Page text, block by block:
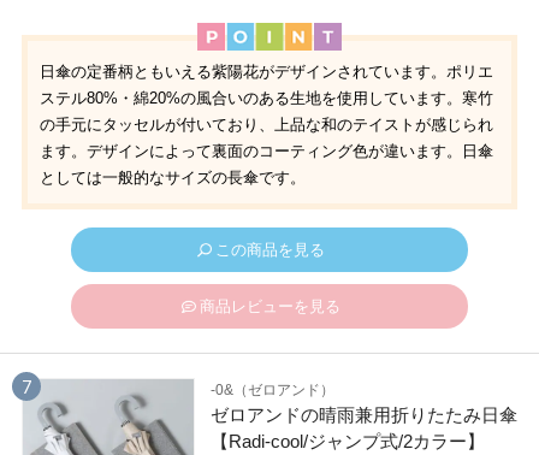
日傘の定番柄ともいえる紫陽花がデザインされています。ポリエ
ステル80%・綿20%の風合いのある生地を使用しています。寒竹
の手元にタッセルが付いており、上品な和のテイストが感じられ
ます。デザインによって裏面のコーティング色が違います。日傘
としては一般的なサイズの長傘です。
この商品を見る
商品レビューを見る
-0&（ゼロアンド）
ゼロアンドの晴雨兼用折りたたみ日傘
【Radi-cool/ジャンプ式/2カラー】